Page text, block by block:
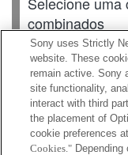
combinados
Câmeras
Acessórios
Acessórios
Sony uses Strictly
website. These
remain active. Sony
site functionality,
interact with third
the placement of
cookie preferences
Cookies."